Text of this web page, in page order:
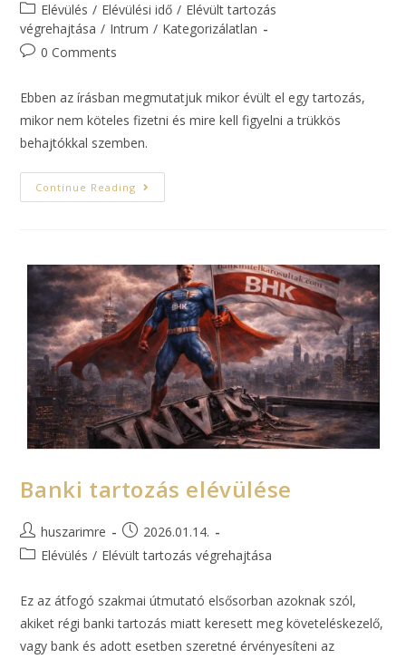
Elévülés / Elévülési idő / Elévült tartozás
végrehajtása / Intrum / Kategorizálatlan
0 Comments
Ebben az írásban megmutatjuk mikor évült el egy tartozás,
mikor nem köteles fizetni és mire kell figyelni a trükkös
behajtókkal szemben.
Continue Reading
Banki tartozás elévülése
huszarimre
2026.01.14.
Elévülés / Elévült tartozás végrehajtása
Ez az átfogó szakmai útmutató elsősorban azoknak szól,
akiket régi banki tartozás miatt keresett meg követeléskezelő,
vagy bank és adott esetben szeretné érvényesíteni az